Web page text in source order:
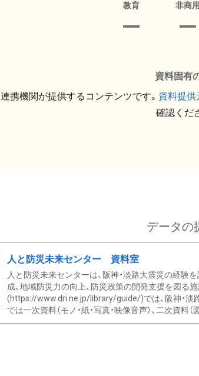
教育 非商用
資料固有
連携機関が提供するコンテンツです。 資料提
確認くだ
データの
人と防災未来センター 資料室
人と防災未来センターは、阪神・淡路大震災の経験
成、地域防災力の向上、防災政策の開発支援を図る
(https://www.dri.ne.jp/library/guide/)では、阪神・淡
では一次資料（モノ・紙・写真・映像音声）、二次資料（